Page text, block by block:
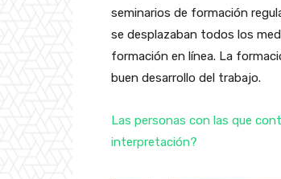
seminarios de formación
se desplazaban todos los
formación en línea. La
buen desarrollo del trabajo.
Las personas con las que
interpretación?